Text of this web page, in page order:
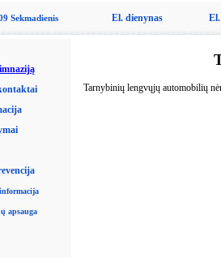
Sekmadienis El. dienynas
apsauga
Tarnybinių lengvųjų automobilių